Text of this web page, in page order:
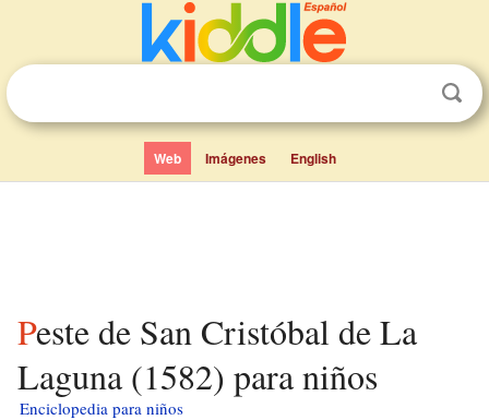
Web Imágenes English
Peste de San Cristóbal de La
Laguna (1582) para niños
Enciclopedia para niños